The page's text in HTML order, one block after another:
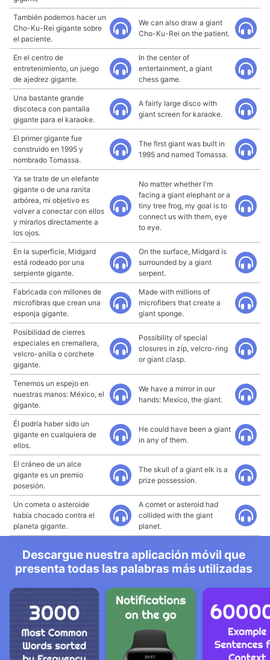
También podemos hacer un
Cho-Ku-Rei gigante sobre
el paciente.
We can also draw a giant
Cho-Ku-Rei on the patient.
En el centro de
entretenimiento, un juego
de ajedrez gigante.
In the center of
entertainment, a giant
chess game.
Una bastante grande
discoteca con pantalla
gigante para el karaoke.
A fairly large disco with
giant screen for karaoke.
El primer gigante fue
construido en 1995 y
nombrado Tomassa.
The first giant was built in
1995 and named Tomassa.
Ya se trate de un elefante
gigante o de una ranita
arbórea, mi objetivo es
volver a conectar con ellos
y mirarlos directamente a
los ojos.
No matter whether I'm
facing a giant elephant or a
tiny tree frog, my goal is to
connect us with them, eye
to eye.
En la superficie, Midgard
está rodeado por una
serpiente gigante.
On the surface, Midgard is
surrounded by a giant
serpent.
Fabricada con millones de
microfibras que crean una
esponja gigante.
Made with millions of
microfibers that create a
giant sponge.
Posibilidad de cierres
especiales en cremallera,
velcro-anilla o corchete
gigante.
Possibility of special
closures in zip, velcro-ring
or giant clasp.
Tenemos un espejo en
nuestras manos: México, el
gigante.
We have a mirror in our
hands: Mexico, the giant.
Él podría haber sido un
gigante en cualquiera de
ellos.
He could have been a giant
in any of them.
El cráneo de un alce
gigante es un premio
posesión.
The skull of a giant elk is a
prize possession.
Un cometa o asteroide
había chocado contra el
planeta gigante.
A comet or asteroid had
collided with the giant
planet.
Descargue nuestra aplicación móvil que
presenta todas las palabras más utilizadas